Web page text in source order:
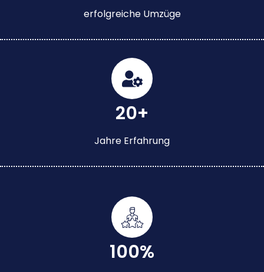
erfolgreiche Umzüge
20+
Jahre Erfahrung
100%